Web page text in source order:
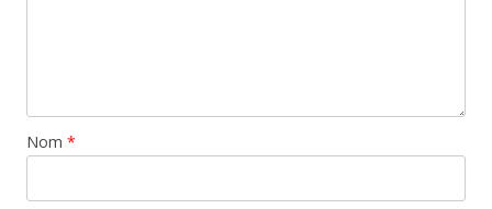
Nom *